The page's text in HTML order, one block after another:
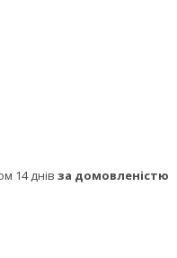
14 днів за домовленістю